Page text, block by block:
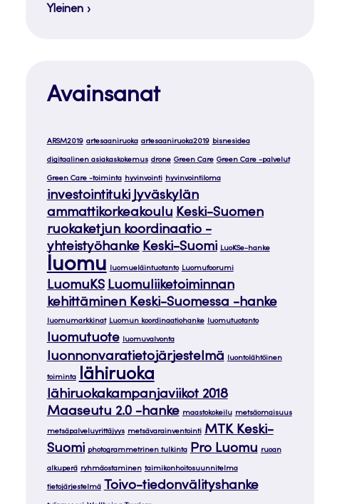
Yleinen
Avainsanat
ARSM2019 artesaaniruoka artesaaniruoka2019 bisnesidea
digitaalinen asiakaskokemus drone Green Care Green Care -palvelut
Green Care -toiminta hyvinvointi hyvinvointiloma
investointituki Jyväskylän
ammattikorkeakoulu Keski-Suomen
ruokaketjun koordinaatio -
yhteistyöhanke Keski-Suomi LuoKSe-hanke
luomu luomueläintuotanto Luomufoorumi
LuomuKS Luomuliiketoiminnan
kehittäminen Keski-Suomessa -hanke
luomumarkkinat Luomun koordinaatiohanke luomutuotanto
luomutuote luomuvalvonta
luonnonvaratietojärjestelmä luontolähtöinen
toiminta lähiruoka
lähiruokakampanjaviikot 2018
Maaseutu 2.0 -hanke maastokokeilu metsäomaisuus
metsäpalveluyrittäjyys metsävarainventointi MTK Keski-
Suomi photogrammetrinen tulkinta Pro Luomu ruoan
alkuperä ryhmäostaminen taimikonhoitosuunnitelma
tietojärjestelmä Toivo-tiedonvälityshanke